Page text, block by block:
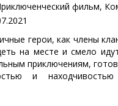
фильм,
герои, как члены
на месте и смело
приключениям,
и